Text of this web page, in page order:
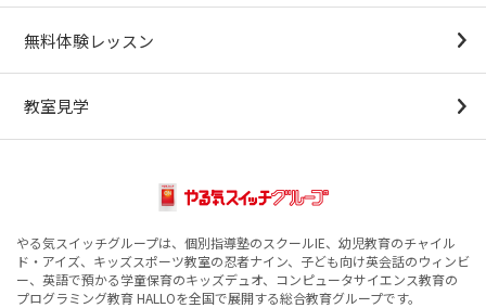
無料体験レッスン
教室見学
やる気スイッチグループは、個別指導塾のスクールIE、幼児教育のチャイル
ド・アイズ、キッズスポーツ教室の忍者ナイン、子ども向け英会話のウィンビ
ー、英語で預かる学童保育のキッズデュオ、コンピュータサイエンス教育の
プログラミング教育 HALLOを全国で展開する総合教育グループです。